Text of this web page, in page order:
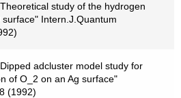
study of the hydrogen
Intern.J.Quantum
adcluster model study for
of O_2 on an Ag surface"
(1992)